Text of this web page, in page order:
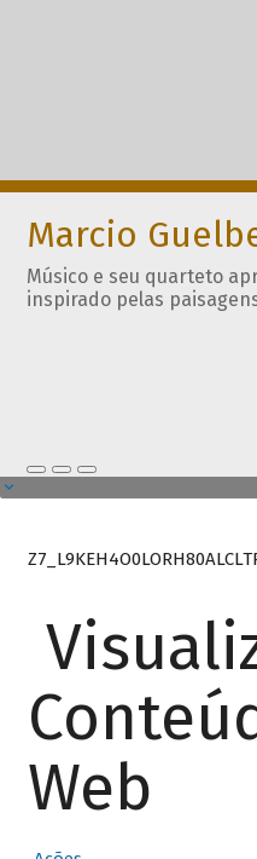
Marcio
Músico e seu quarteto
inspirado pelas
Web